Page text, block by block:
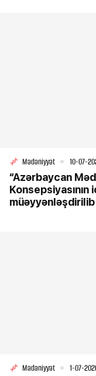
Mədəniyyət 10-07-
“Azərbaycan
Konsepsiyasının
müəyyənləşdirilib
Mədəniyyət 1-07-